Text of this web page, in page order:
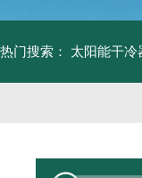
热门搜索： 太阳能干冷